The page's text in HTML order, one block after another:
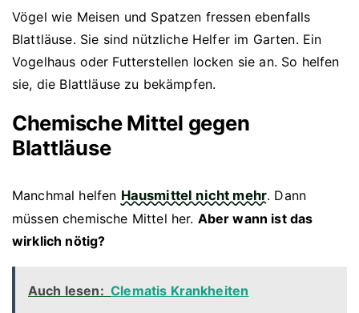
Vögel wie Meisen und Spatzen fressen ebenfalls
Blattläuse. Sie sind nützliche Helfer im Garten. Ein
Vogelhaus oder Futterstellen locken sie an. So helfen
sie, die Blattläuse zu bekämpfen.
Chemische Mittel gegen
Blattläuse
Manchmal helfen Hausmittel nicht mehr. Dann
müssen chemische Mittel her. Aber wann ist das
wirklich nötig?
Auch lesen: Clematis Krankheiten